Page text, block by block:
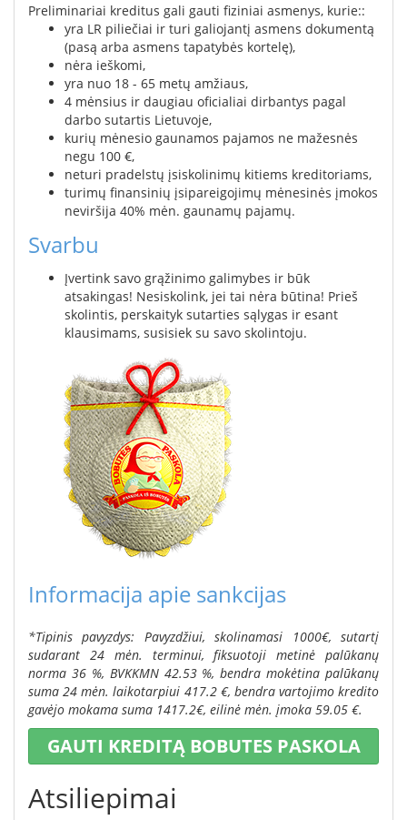
Preliminariai kreditus gali gauti fiziniai asmenys, kurie::
yra LR piliečiai ir turi galiojantį asmens dokumentą
(pasą arba asmens tapatybės kortelę),
nėra ieškomi,
yra nuo 18 - 65 metų amžiaus,
4 mėnsius ir daugiau oficialiai dirbantys pagal
darbo sutartis Lietuvoje,
kurių mėnesio gaunamos pajamos ne mažesnės
negu 100 €,
neturi pradelstų įsiskolinimų kitiems kreditoriams,
turimų finansinių įsipareigojimų mėnesinės įmokos
neviršija 40% mėn. gaunamų pajamų.
Svarbu
Įvertink savo grąžinimo galimybes ir būk
atsakingas! Nesiskolink, jei tai nėra būtina! Prieš
skolintis, perskaityk sutarties sąlygas ir esant
klausimams, susisiek su savo skolintoju.
Informacija apie sankcijas
*Tipinis pavyzdys: Pavyzdžiui, skolinamasi 1000€, sutartį
sudarant 24 mėn. terminui, fiksuotoji metinė palūkanų
norma 36 %, BVKKMN 42.53 %, bendra mokėtina palūkanų
suma 24 mėn. laikotarpiui 417.2 €, bendra vartojimo kredito
gavėjo mokama suma 1417.2€, eilinė mėn. įmoka 59.05 €.
GAUTI KREDITĄ BOBUTES PASKOLA
Atsiliepimai